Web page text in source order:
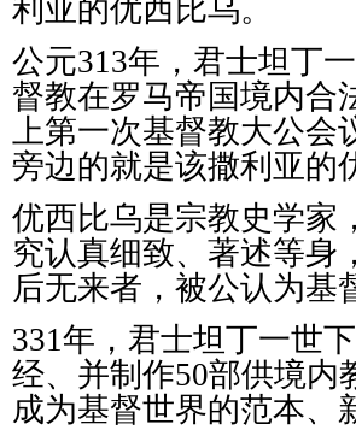
利亚的优西比乌。
公元313年，君士坦丁
督教在罗马帝国境内合
上第一次基督教大公会
旁边的就是该撒利亚的
优西比乌是宗教史学家
究认真细致、著述等身
后无来者，被公认为基
331年，君士坦丁一世
经、并制作50部供境内
成为基督世界的范本、